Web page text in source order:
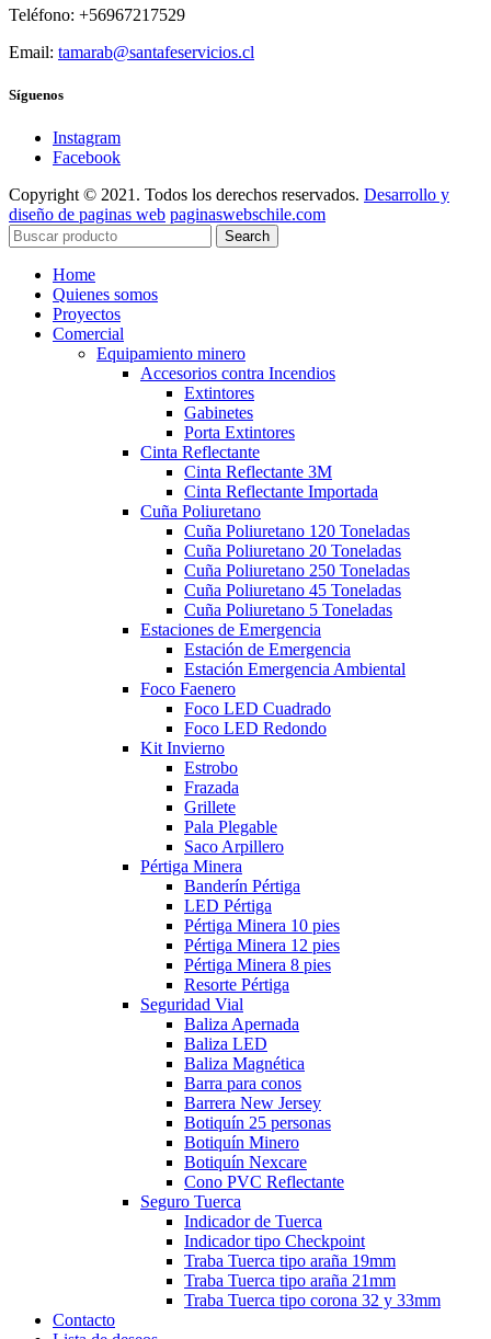
Teléfono: +56967217529
Email: tamarab@santafeservicios.cl
Síguenos
Instagram
Facebook
Copyright © 2021. Todos los derechos reservados. Desarrollo y
diseño de paginas web paginaswebschile.com
Search
Home
Quienes somos
Proyectos
Comercial
Equipamiento minero
Accesorios contra Incendios
Extintores
Gabinetes
Porta Extintores
Cinta Reflectante
Cinta Reflectante 3M
Cinta Reflectante Importada
Cuña Poliuretano
Cuña Poliuretano 120 Toneladas
Cuña Poliuretano 20 Toneladas
Cuña Poliuretano 250 Toneladas
Cuña Poliuretano 45 Toneladas
Cuña Poliuretano 5 Toneladas
Estaciones de Emergencia
Estación de Emergencia
Estación Emergencia Ambiental
Foco Faenero
Foco LED Cuadrado
Foco LED Redondo
Kit Invierno
Estrobo
Frazada
Grillete
Pala Plegable
Saco Arpillero
Pértiga Minera
Banderín Pértiga
LED Pértiga
Pértiga Minera 10 pies
Pértiga Minera 12 pies
Pértiga Minera 8 pies
Resorte Pértiga
Seguridad Vial
Baliza Apernada
Baliza LED
Baliza Magnética
Barra para conos
Barrera New Jersey
Botiquín 25 personas
Botiquín Minero
Botiquín Nexcare
Cono PVC Reflectante
Seguro Tuerca
Indicador de Tuerca
Indicador tipo Checkpoint
Traba Tuerca tipo araña 19mm
Traba Tuerca tipo araña 21mm
Traba Tuerca tipo corona 32 y 33mm
Contacto